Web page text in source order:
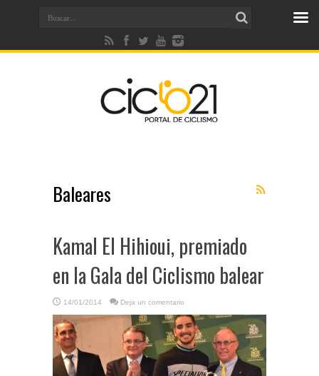
Baleares
Kamal El Hihioui, premiado
en la Gala del Ciclismo balear
14/01/2014 Deja un comentario